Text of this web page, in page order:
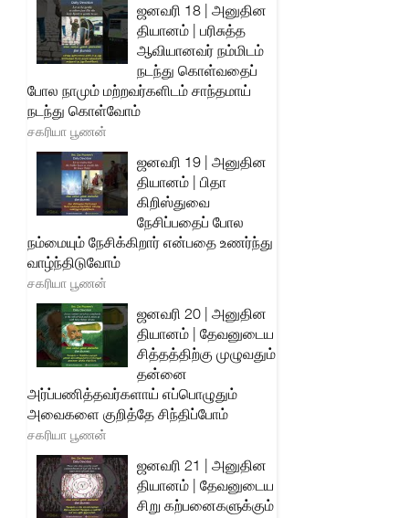
ஜனவரி 18 | அனுதின
தியானம் | பரிசுத்த
ஆவியானவர் நம்மிடம்
நடந்து கொள்வதைப்
போல நாமும் மற்றவர்களிடம் சாந்தமாய்
நடந்து கொள்வோம்
சகரியா பூணன்
ஜனவரி 19 | அனுதின
தியானம் | பிதா
கிறிஸ்துவை
நேசிப்பதைப் போல
நம்மையும் நேசிக்கிறார் என்பதை உணர்ந்து
வாழ்ந்திடுவோம்
சகரியா பூணன்
ஜனவரி 20 | அனுதின
தியானம் | தேவனுடைய
சித்தத்திற்கு முழுவதும்
தன்னை
அர்ப்பணித்தவர்களாய் எப்பொழுதும்
அவைகளை குறித்தே சிந்திப்போம்
சகரியா பூணன்
ஜனவரி 21 | அனுதின
தியானம் | தேவனுடைய
சிறு கற்பனைகளுக்கும்